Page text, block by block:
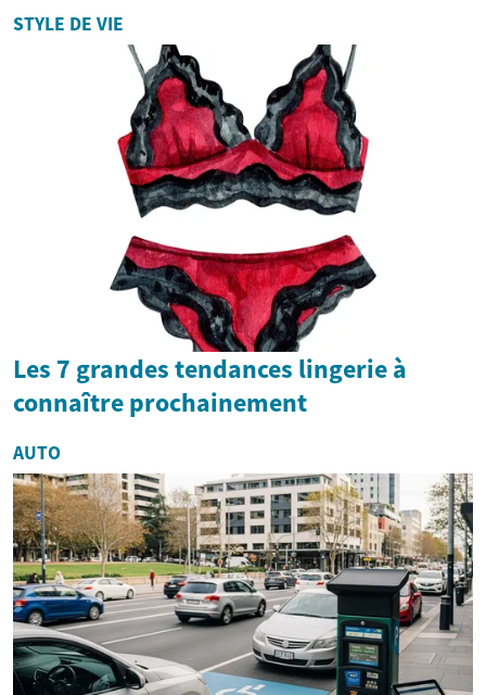
STYLE DE VIE
Les 7 grandes tendances lingerie à
connaître prochainement
AUTO